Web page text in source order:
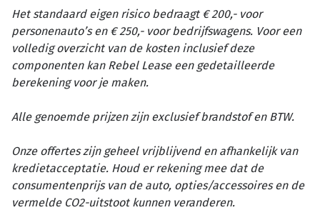
Het standaard eigen risico bedraagt € 200,- voor
personenauto’s en € 250,- voor bedrijfswagens. Voor een
volledig overzicht van de kosten inclusief deze
componenten kan Rebel Lease een gedetailleerde
berekening voor je maken.
Alle genoemde prijzen zijn exclusief brandstof en BTW.
Onze offertes zijn geheel vrijblijvend en afhankelijk van
kredietacceptatie. Houd er rekening mee dat de
consumentenprijs van de auto, opties/accessoires en de
vermelde CO2-uitstoot kunnen veranderen.